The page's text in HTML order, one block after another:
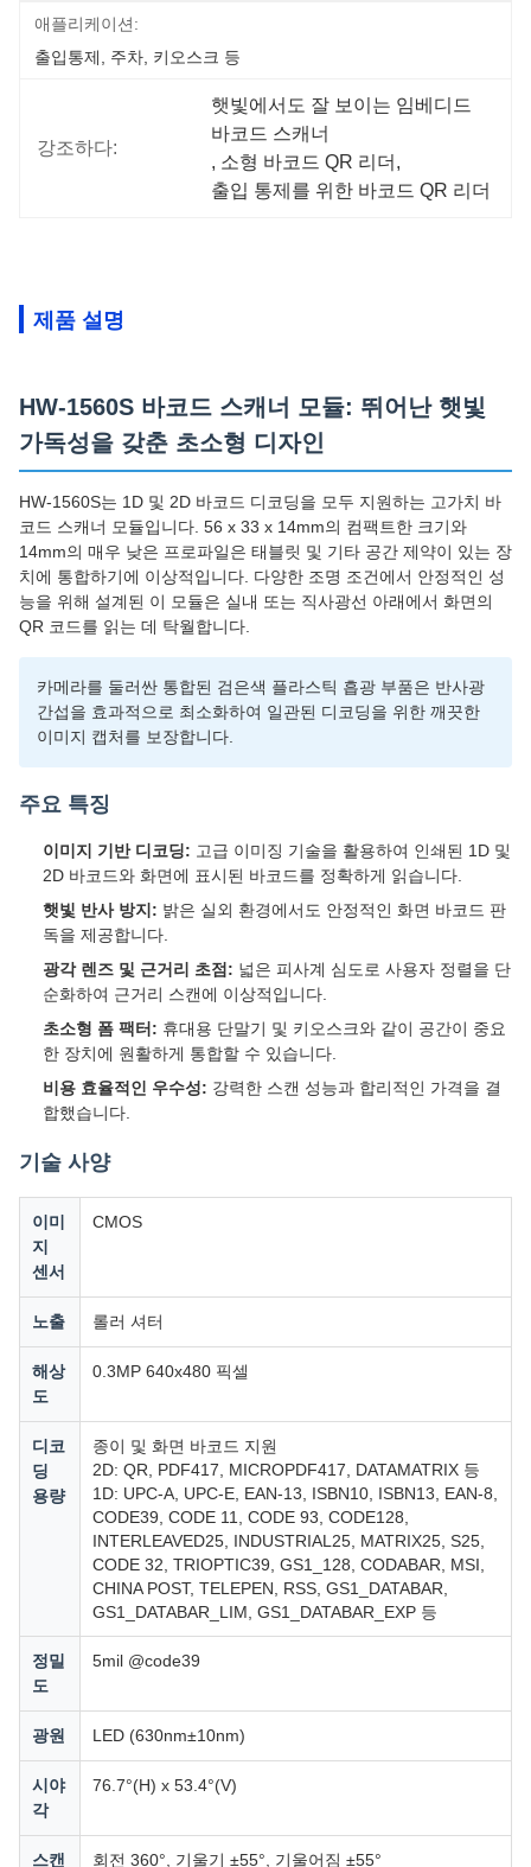
애플리케이션:
출입통제, 주차, 키오스크 등
강조하다:
햇빛에서도 잘 보이는 임베디드
바코드 스캐너
, 소형 바코드 QR 리더 ,
출입 통제를 위한 바코드 QR 리더
제품 설명
HW-1560S 바코드 스캐너 모듈: 뛰어난 햇빛
가독성을 갖춘 초소형 디자인
HW-1560S는 1D 및 2D 바코드 디코딩을 모두 지원하는 고가치 바
코드 스캐너 모듈입니다. 56 x 33 x 14mm의 컴팩트한 크기와
14mm의 매우 낮은 프로파일은 태블릿 및 기타 공간 제약이 있는 장
치에 통합하기에 이상적입니다. 다양한 조명 조건에서 안정적인 성
능을 위해 설계된 이 모듈은 실내 또는 직사광선 아래에서 화면의
QR 코드를 읽는 데 탁월합니다.
카메라를 둘러싼 통합된 검은색 플라스틱 흡광 부품은 반사광
간섭을 효과적으로 최소화하여 일관된 디코딩을 위한 깨끗한
이미지 캡처를 보장합니다.
주요 특징
이미지 기반 디코딩: 고급 이미징 기술을 활용하여 인쇄된 1D 및
2D 바코드와 화면에 표시된 바코드를 정확하게 읽습니다.
햇빛 반사 방지: 밝은 실외 환경에서도 안정적인 화면 바코드 판
독을 제공합니다.
광각 렌즈 및 근거리 초점: 넓은 피사계 심도로 사용자 정렬을 단
순화하여 근거리 스캔에 이상적입니다.
초소형 폼 팩터: 휴대용 단말기 및 키오스크와 같이 공간이 중요
한 장치에 원활하게 통합할 수 있습니다.
비용 효율적인 우수성: 강력한 스캔 성능과 합리적인 가격을 결
합했습니다.
기술 사양
이미
지
센서
CMOS
노출 롤러 셔터
해상
도
0.3MP 640x480 픽셀
디코
딩
용량
종이 및 화면 바코드 지원
2D: QR, PDF417, MICROPDF417, DATAMATRIX 등
1D: UPC-A, UPC-E, EAN-13, ISBN10, ISBN13, EAN-8,
CODE39, CODE 11, CODE 93, CODE128,
INTERLEAVED25, INDUSTRIAL25, MATRIX25, S25,
CODE 32, TRIOPTIC39, GS1_128, CODABAR, MSI,
CHINA POST, TELEPEN, RSS, GS1_DATABAR,
GS1_DATABAR_LIM, GS1_DATABAR_EXP 등
정밀
도
5mil @code39
광원 LED (630nm±10nm)
시야
각
76.7°(H) x 53.4°(V)
스캔 회전 360°, 기울기 ±55°, 기울어짐 ±55°